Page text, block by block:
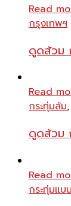
Read
กรุงเทพฯ
ดูดส้วม
Read
กระทุ่มล้ม,
ดูดส้วม
Read
กระทุ่มแบน